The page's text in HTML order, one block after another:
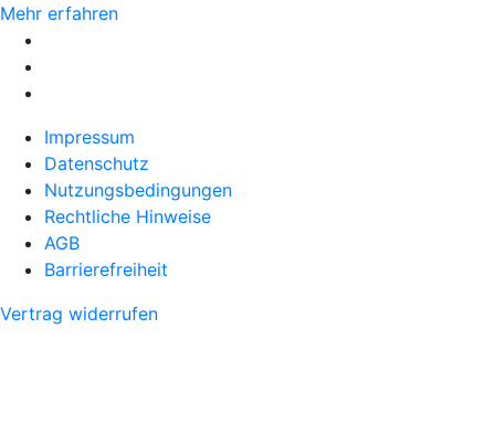
Mehr erfahren
Impressum
Datenschutz
Nutzungsbedingungen
Rechtliche Hinweise
AGB
Barrierefreiheit
Vertrag widerrufen